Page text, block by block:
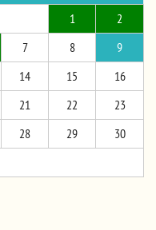
1
2
7 8
9
14 15
16
21 22
23
28 29
30